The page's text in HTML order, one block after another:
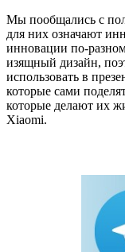
Мы пообщались с
для них означают
инновации по-
изящный дизайн,
использовать в
которые сами
которые делают их
Xiaomi.